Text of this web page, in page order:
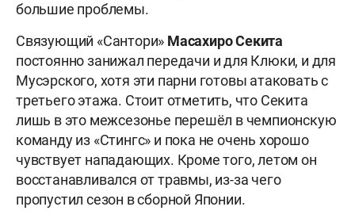
большие проблемы.
Связующий «Сантори» МасахироСекита
постоянно занижал передачи и для Клюки, и для
Мусэрского, хотя эти парни готовы атаковать с
третьего этажа. Стоит отметить, что Секита
лишь в это межсезонье перешёл в чемпионскую
команду из «Стингс» и пока не очень хорошо
чувствует нападающих. Кроме того, летом он
восстанавливался от травмы, из-за чего
пропустил сезон в сборной Японии.